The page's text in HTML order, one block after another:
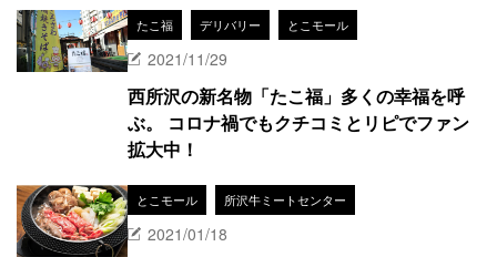
たこ福 デリバリー とこモール
2021/11/29
西所沢の新名物「たこ福」多くの幸福を呼
ぶ。 コロナ禍でもクチコミとリピでファン
拡大中！
とこモール 所沢牛ミートセンター
2021/01/18